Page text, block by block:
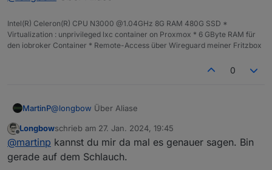
umgeändert?
Intel(R) Celeron(R) CPU N3000 @1.04GHz 8G RAM 480G SSD *
Virtualization : unprivileged lxc container on Proxmox * 6 GByte RAM für
den iobroker Container * Remote-Access über Wireguard meiner Fritzbox
0
MartinP@longbow Über Aliase
Offline
Longbowschrieb am 27. Jan. 2024, 19:45
zuletzt editiert von
@martinp kannst du mir da mal es genauer sagen. Bin
gerade auf dem Schlauch.